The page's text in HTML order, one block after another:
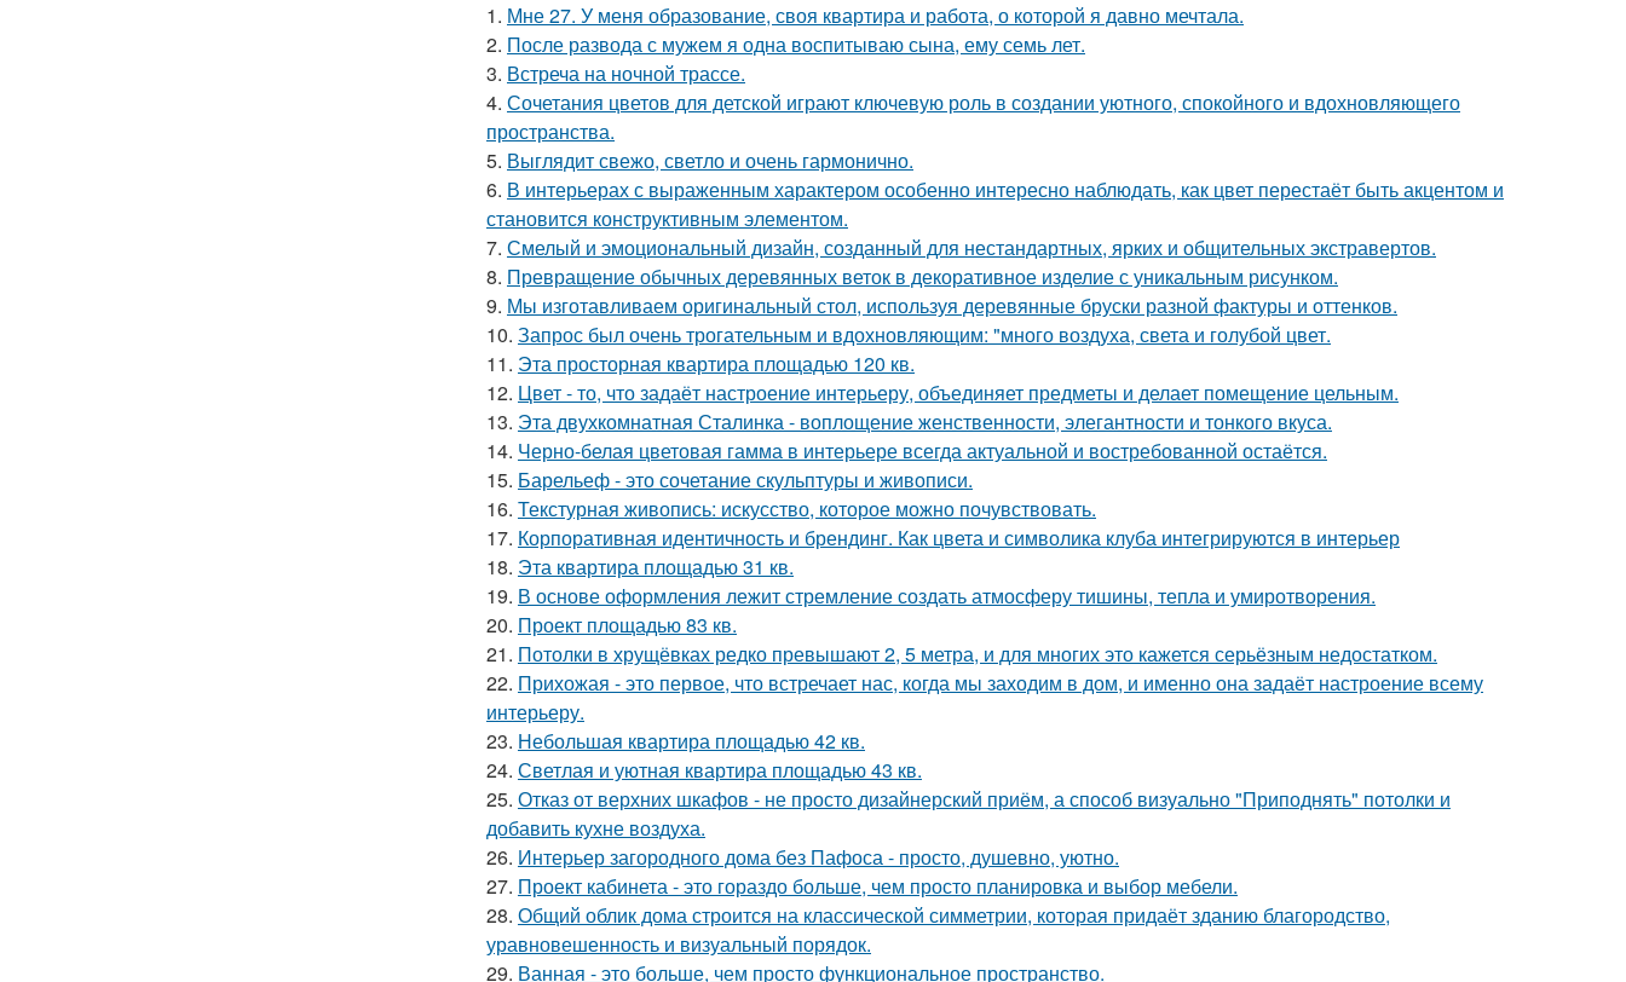
1. Мне 27. У меня образование, своя квартира и работа, о которой я давно мечтала.
2. После развода с мужем я одна воспитываю сына, ему семь лет.
3. Встреча на ночной трассе.
4. Сочетания цветов для детской играют ключевую роль в создании уютного, спокойного и вдохновляющего
пространства.
5. Выглядит свежо, светло и очень гармонично.
6. В интерьерах с выраженным характером особенно интересно наблюдать, как цвет перестаёт быть акцентом и
становится конструктивным элементом.
7. Смелый и эмоциональный дизайн, созданный для нестандартных, ярких и общительных экстравертов.
8. Превращение обычных деревянных веток в декоративное изделие с уникальным рисунком.
9. Мы изготавливаем оригинальный стол, используя деревянные бруски разной фактуры и оттенков.
10. Запрос был очень трогательным и вдохновляющим: "много воздуха, света и голубой цвет.
11. Эта просторная квартира площадью 120 кв.
12. Цвет - то, что задаёт настроение интерьеру, объединяет предметы и делает помещение цельным.
13. Эта двухкомнатная Сталинка - воплощение женственности, элегантности и тонкого вкуса.
14. Черно-белая цветовая гамма в интерьере всегда актуальной и востребованной остаётся.
15. Барельеф - это сочетание скульптуры и живописи.
16. Текстурная живопись: искусство, которое можно почувствовать.
17. Корпоративная идентичность и брендинг. Как цвета и символика клуба интегрируются в интерьер
18. Эта квартира площадью 31 кв.
19. В основе оформления лежит стремление создать атмосферу тишины, тепла и умиротворения.
20. Проект площадью 83 кв.
21. Потолки в хрущёвках редко превышают 2, 5 метра, и для многих это кажется серьёзным недостатком.
22. Прихожая - это первое, что встречает нас, когда мы заходим в дом, и именно она задаёт настроение всему
интерьеру.
23. Небольшая квартира площадью 42 кв.
24. Светлая и уютная квартира площадью 43 кв.
25. Отказ от верхних шкафов - не просто дизайнерский приём, а способ визуально "Приподнять" потолки и
добавить кухне воздуха.
26. Интерьер загородного дома без Пафоса - просто, душевно, уютно.
27. Проект кабинета - это гораздо больше, чем просто планировка и выбор мебели.
28. Общий облик дома строится на классической симметрии, которая придаёт зданию благородство,
уравновешенность и визуальный порядок.
29. Ванная - это больше, чем просто функциональное пространство.